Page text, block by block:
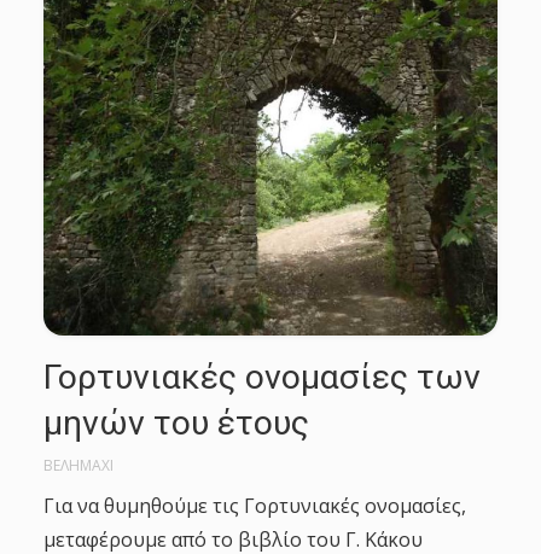
Γορτυνιακές ονομασίες των
μηνών του έτους
ΒΕΛΗΜΑΧΙ
Για να θυμηθούμε τις Γορτυνιακές ονομασίες,
μεταφέρουμε από το βιβλίο του Γ. Κάκου